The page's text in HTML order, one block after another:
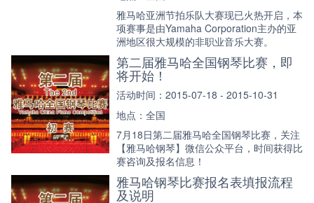
雅马哈亚洲节拍乐队大赛现已火热开启，本
项赛事是由Yamaha Corporation主办的亚
洲地区很大规模的非职业音乐大赛。
第二届雅马哈全国钢琴比赛，即
将开始！
活动时间：2015-07-18 - 2015-10-31
地点：全国
7月18日第二届雅马哈全国钢琴比赛，关注
【雅马哈钢琴】微信公众平台，时间获得比
赛咨询及报名信息！
雅马哈钢琴比赛报名表填报流程
及说明